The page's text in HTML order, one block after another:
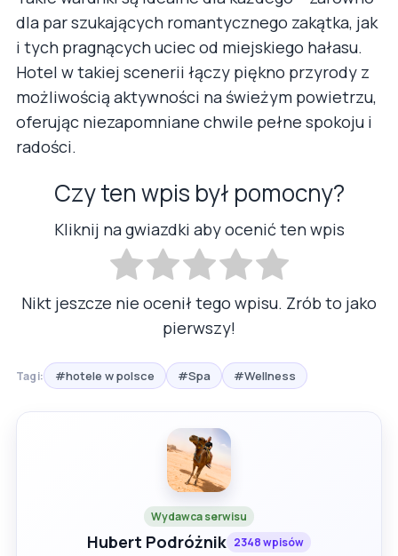
dla par szukających romantycznego zakątka, jak
i tych pragnących uciec od miejskiego hałasu.
Hotel w takiej scenerii łączy piękno przyrody z
możliwością aktywności na świeżym powietrzu,
oferując niezapomniane chwile pełne spokoju i
radości.
Czy ten wpis był pomocny?
Kliknij na gwiazdki aby ocenić ten wpis
Nikt jeszcze nie ocenił tego wpisu. Zrób to jako
pierwszy!
Tagi: #hotele w polsce #Spa #Wellness
Wydawca serwisu
Hubert Podróżnik 2348 wpisów